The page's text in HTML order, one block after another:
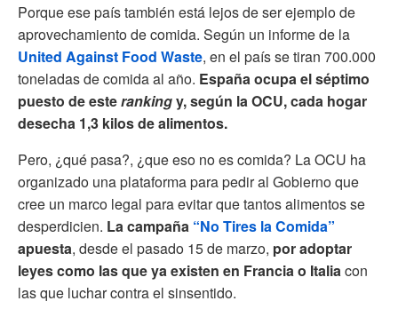
Porque ese país también está lejos de ser ejemplo de
aprovechamiento de comida. Según un informe de la
United Against Food Waste, en el país se tiran 700.000
toneladas de comida al año. España ocupa el séptimo
puesto de esterankingy, según la OCU, cada hogar
desecha 1,3 kilos de alimentos.
Pero, ¿qué pasa?, ¿que eso no es comida? La OCU ha
organizado una plataforma para pedir al Gobierno que
cree un marco legal para evitar que tantos alimentos se
desperdicien. La campaña “No Tires la Comida”
apuesta, desde el pasado 15 de marzo, por adoptar
leyes como las que ya existen en Francia o Italiacon
las que luchar contra el sinsentido.